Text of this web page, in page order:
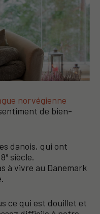
norvégienne
de bien-
danois, qui ont
e siècle.
à vivre au Danemark
ce qui est douillet et